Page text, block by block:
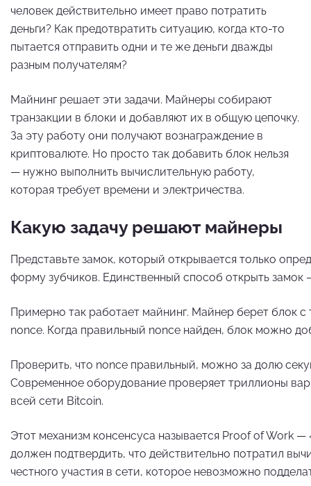
человек действительно имеет право потратить
деньги? Как предотвратить ситуацию, когда кто-то
пытается отправить одни и те же деньги дважды
разным получателям?
Майнинг решает эти задачи. Майнеры собирают
транзакции в блоки и добавляют их в общую цепочку.
За эту работу они получают вознаграждение в
криптовалюте. Но просто так добавить блок нельзя
— нужно выполнить вычислительную работу,
которая требует времени и электричества.
Какую задачу решают майнеры
Представьте замок, который открывается только
форму зубчиков. Единственный способ открыть замок
Примерно так работает майнинг. Майнер берет блок
nonce. Когда правильный nonce найден, блок можно
Проверить, что nonce правильный, можно за долю
Современное оборудование проверяет триллионы
всей сети Bitcoin.
Этот механизм консенсуса называется Proof of Work
должен подтвердить, что действительно потратил
честного участия в сети, которое невозможно